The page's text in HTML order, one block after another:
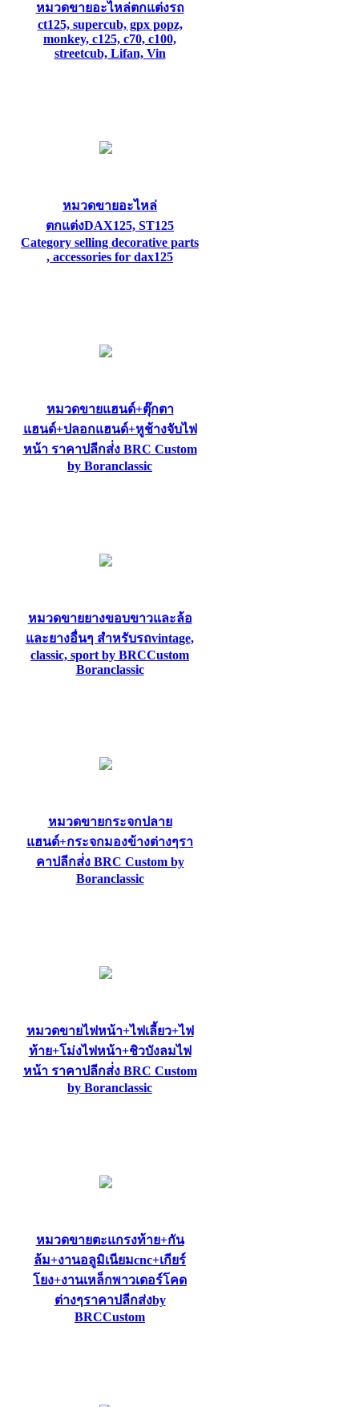
หมวดขายอะไหล่ตกแต่งรถ
ct125, supercub, gpx popz,
monkey, c125, c70, c100,
streetcub, Lifan, Vin
หมวดขายอะไหล่
ตกแต่งDAX125, ST125
Category selling decorative parts
, accessories for dax125
หมวดขายแฮนด์+ตุ๊กตา
แฮนด์+ปลอกแฮนด์+หูช้างจับไฟ
หน้า ราคาปลีกส่่ง BRC Custom
by Boranclassic
หมวดขายยางขอบขาวและล้อ
และยางอื่นๆ สำหรับรถvintage,
classic, sport by BRCCustom
Boranclassic
หมวดขายกระจกปลาย
แฮนด์+กระจกมองข้างต่างๆรา
คาปลีกส่่ง BRC Custom by
Boranclassic
หมวดขายไฟหน้า+ไฟเลี้ยว+ไฟ
ท้าย+โม่งไฟหน้า+ชิวบังลมไฟ
หน้า ราคาปลีกส่่ง BRC Custom
by Boranclassic
หมวดขายตะแกรงท้าย+กัน
ล้ม+งานอลูมิเนียมcnc+เกียร์
โยง+งานเหล็กพาวเดอร์โคด
ต่างๆราคาปลีกส่งby
BRCCustom